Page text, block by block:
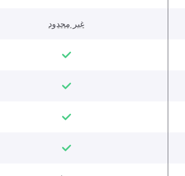
غير محدود